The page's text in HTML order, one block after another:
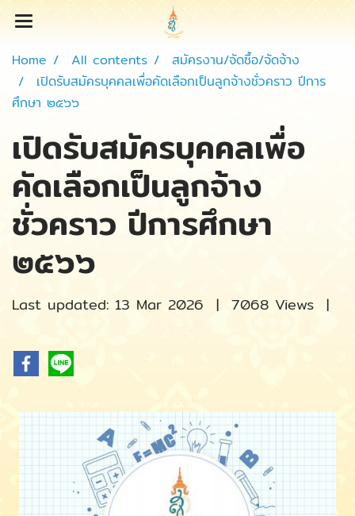
Home All contents
สมัครงาน/จัดซื้อ/จัดจ้าง
เปิดรับสมัครบุคคลเพื่อคัดเลือกเป็นลูกจ้างชั่วคราว ปีการ
ศึกษา ๒๕๖๖
เปิดรับสมัครบุคคลเพื่อ
คัดเลือกเป็นลูกจ้าง
ชั่วคราว ปีการศึกษา
๒๕๖๖
Last updated: 13 Mar 2026 | 7068 Views |